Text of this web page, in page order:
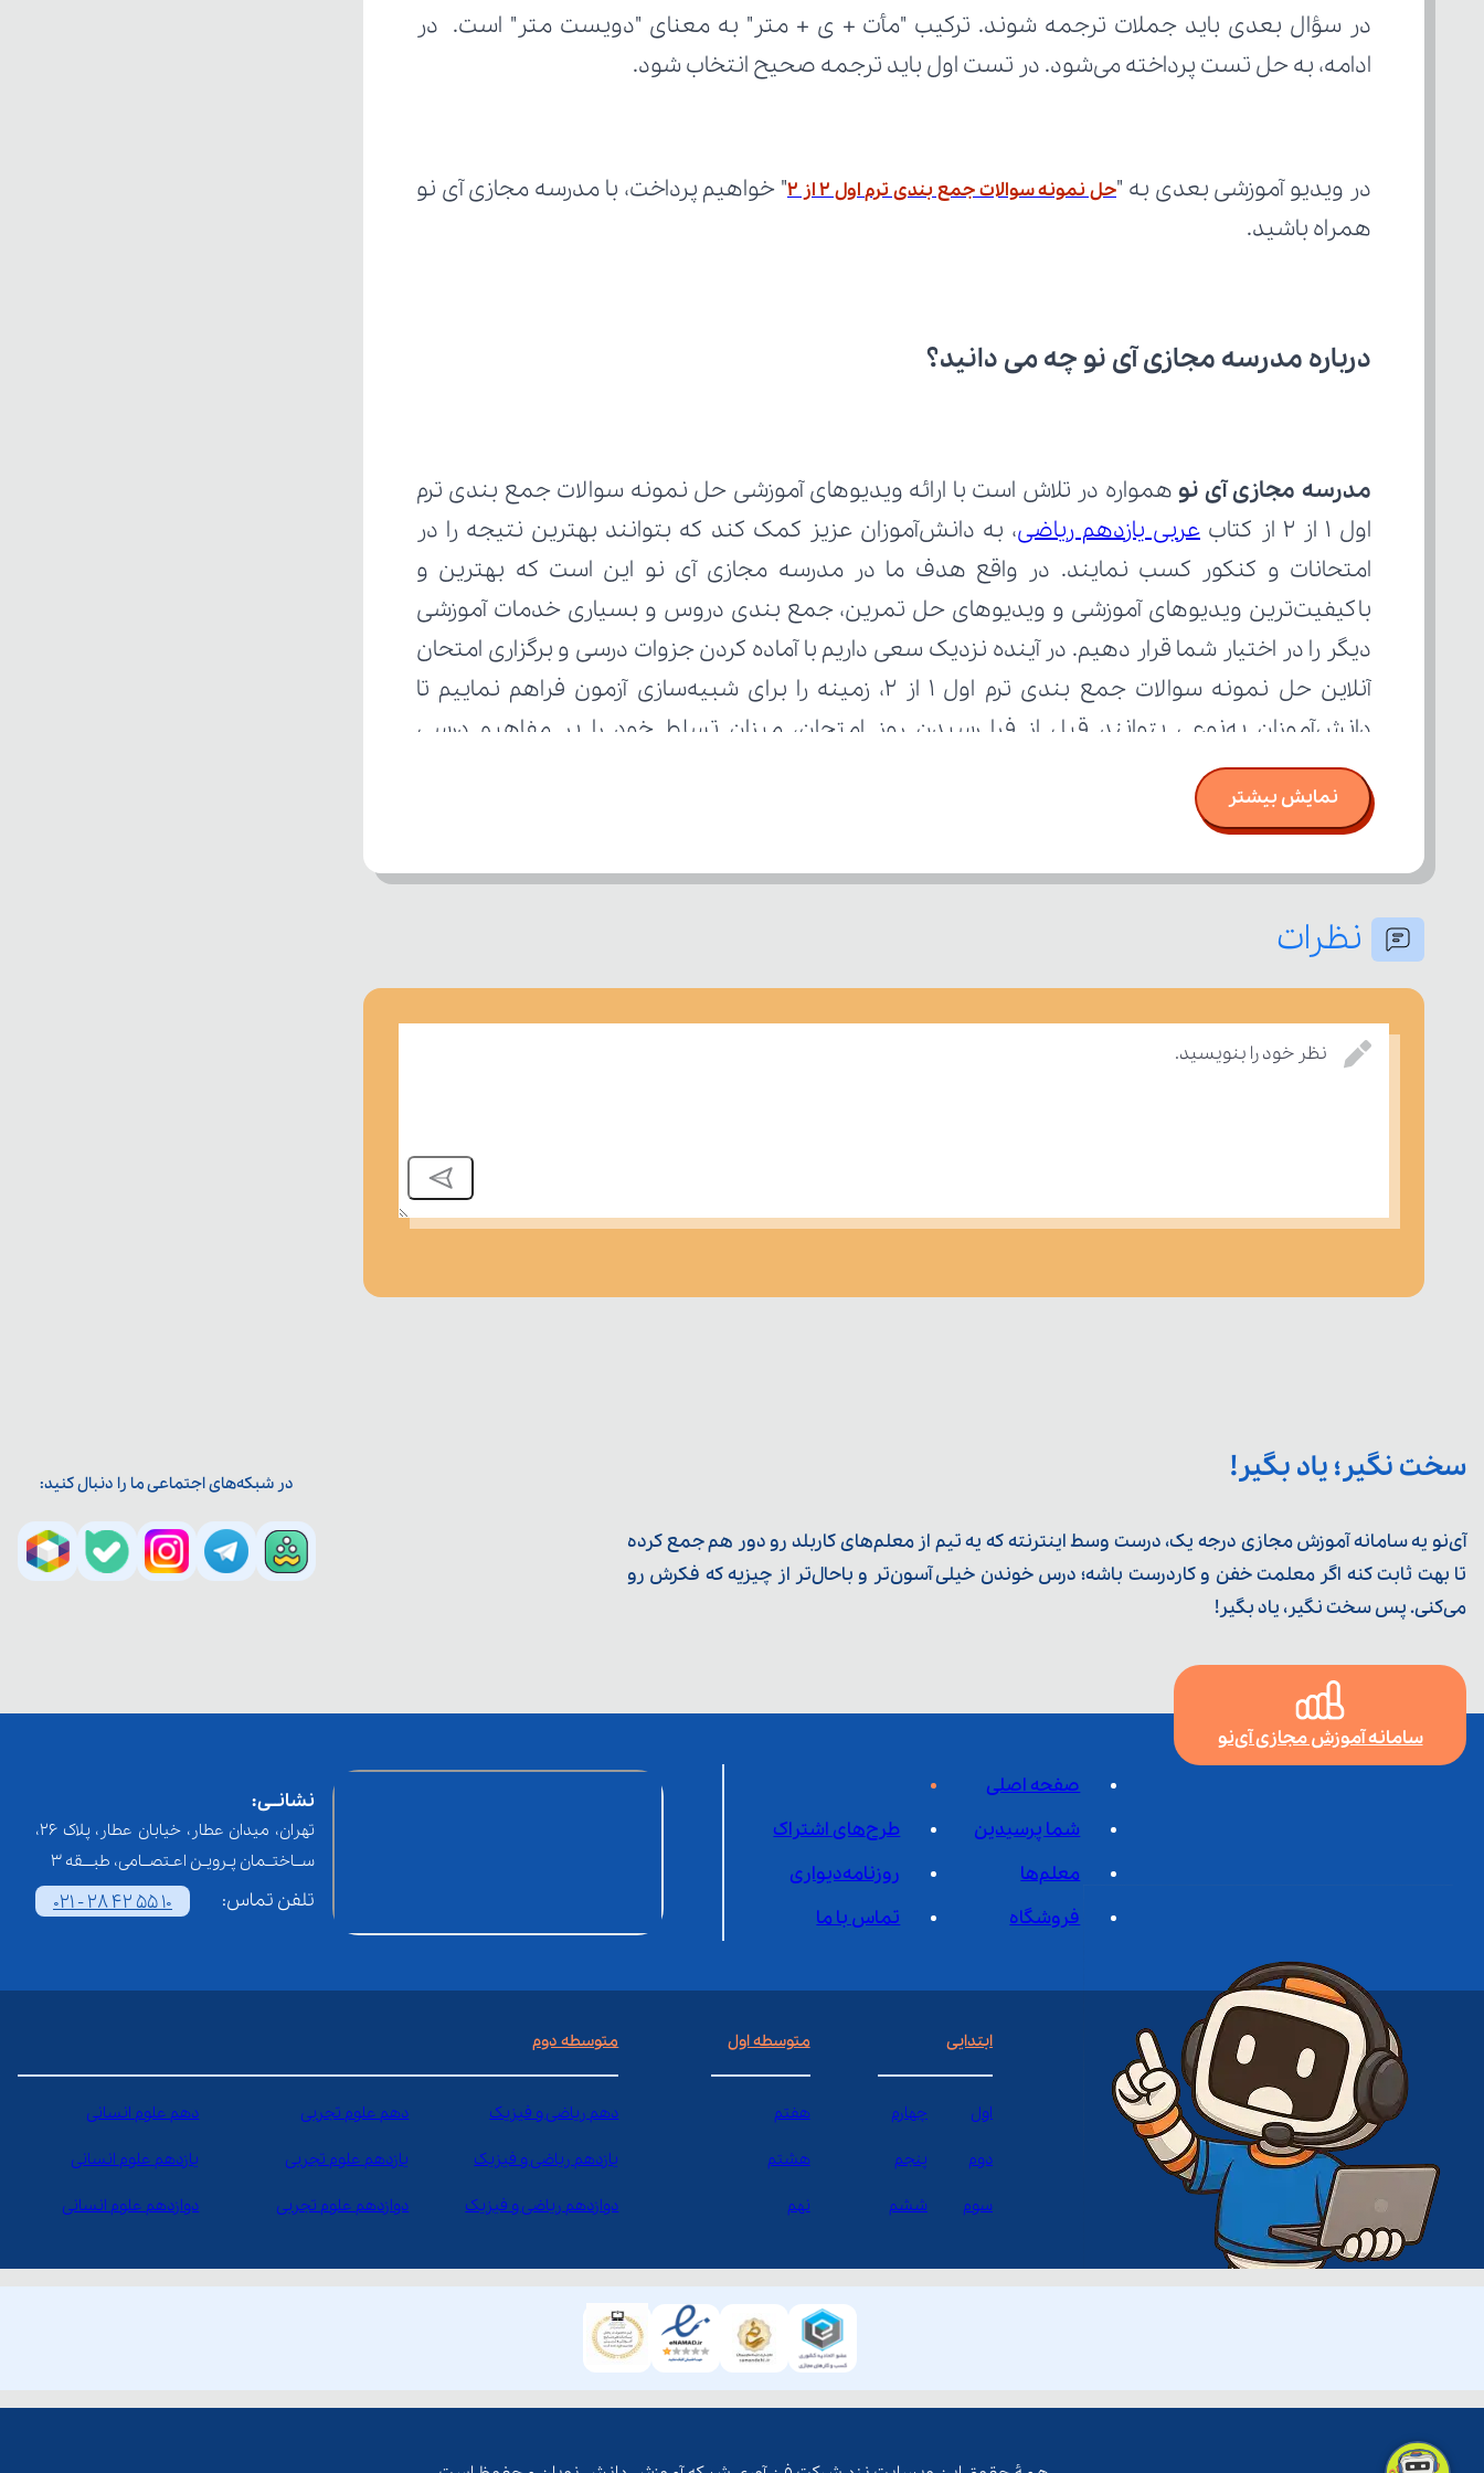
ادامه، به حل تست پرداخته می‌شود. در تست اول باید ترجمه صحیح انتخاب شود.
در ویدیو آموزشی بعدی به "حل نمونه سوالات جمع بندی ترم اول ۲ از ۲
همراه باشید.
درباره مدرسه مجازی آی نو چه می‌ دانید؟
مدرسه مجازی آی نو
اول ۱ از ۲ از کتاب
عربی یازدهم ریاضی
بسنجند.
نمایش بیشتر
نظرات
نظر خود را بنویسید.
سخت نگیر؛ یاد بگیر!
آی‌نو یه سامانه آموزش مجازی درجه یک، درست وسط اینترنته که یه تیم از معلم‌‌های کاربلد رو دور هم جمع کرده
تا بهت ثابت کنه اگر معلمت خفن و کاردرست باشه؛ درس خوندن خیلی آسون‌تر و باحال‌تر از چیزیه که فکرش رو
می‌کنی. پس سخت نگیر، یاد بگیر!
در شبکه‌های اجتماعی ما را دنبال کنید:
سامانه آموزش مجازی آی‌نو
صفحه اصلی
شما پرسیدین
طرح‌های اشتراک
معلم‌ها
روزنامه‌دیواری
فروشگاه
تماس با ما
نشانــی:
تهران، میدان عطار، خیابان عطار، پلاک 26،
ســاختــمان پـرویـن اعـتصــامی، طبـــقه 3
تلفن تماس: 021 - 28 42 55 10
ابتدایی
اول چهارم
دوم پنجم
سوم ششم
متوسطه اول
هفتم
هشتم
نهم
متوسطه دوم
دهم ریاضی و فیزیک دهم علوم تجربی دهم علوم انسانی
یازدهم ریاضی و فیزیک یازدهم علوم تجربی یازدهم علوم انسانی
دوازدهم ریاضی و فیزیک دوازدهم علوم تجربی دوازدهم علوم انسانی